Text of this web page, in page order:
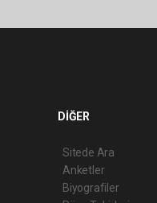
DİĞER
Sitede Ara
Anketler
Biyografiler